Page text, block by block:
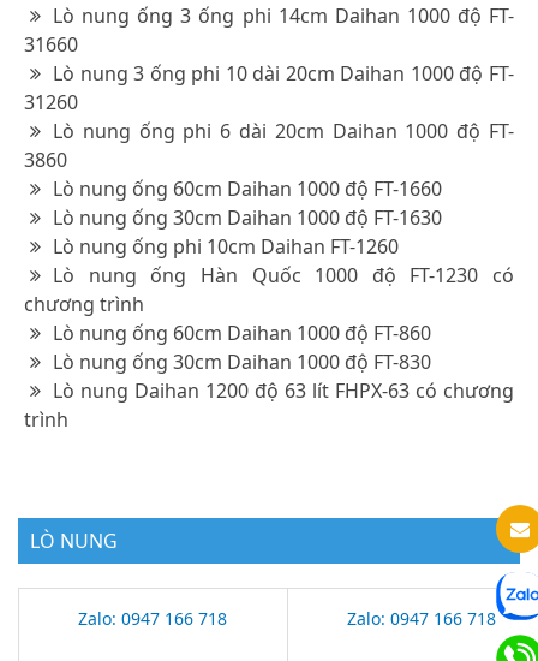
Lò nung ống 3 ống phi 14cm Daihan 1000 độ FT-
31660
Lò nung 3 ống phi 10 dài 20cm Daihan 1000 độ FT-
31260
Lò nung ống phi 6 dài 20cm Daihan 1000 độ FT-
3860
Lò nung ống 60cm Daihan 1000 độ FT-1660
Lò nung ống 30cm Daihan 1000 độ FT-1630
Lò nung ống phi 10cm Daihan FT-1260
Lò nung ống Hàn Quốc 1000 độ FT-1230 có
chương trình
Lò nung ống 60cm Daihan 1000 độ FT-860
Lò nung ống 30cm Daihan 1000 độ FT-830
Lò nung Daihan 1200 độ 63 lít FHPX-63 có chương
trình
LÒ NUNG
Zalo: 0947 166 718 Zalo: 0947 166 718